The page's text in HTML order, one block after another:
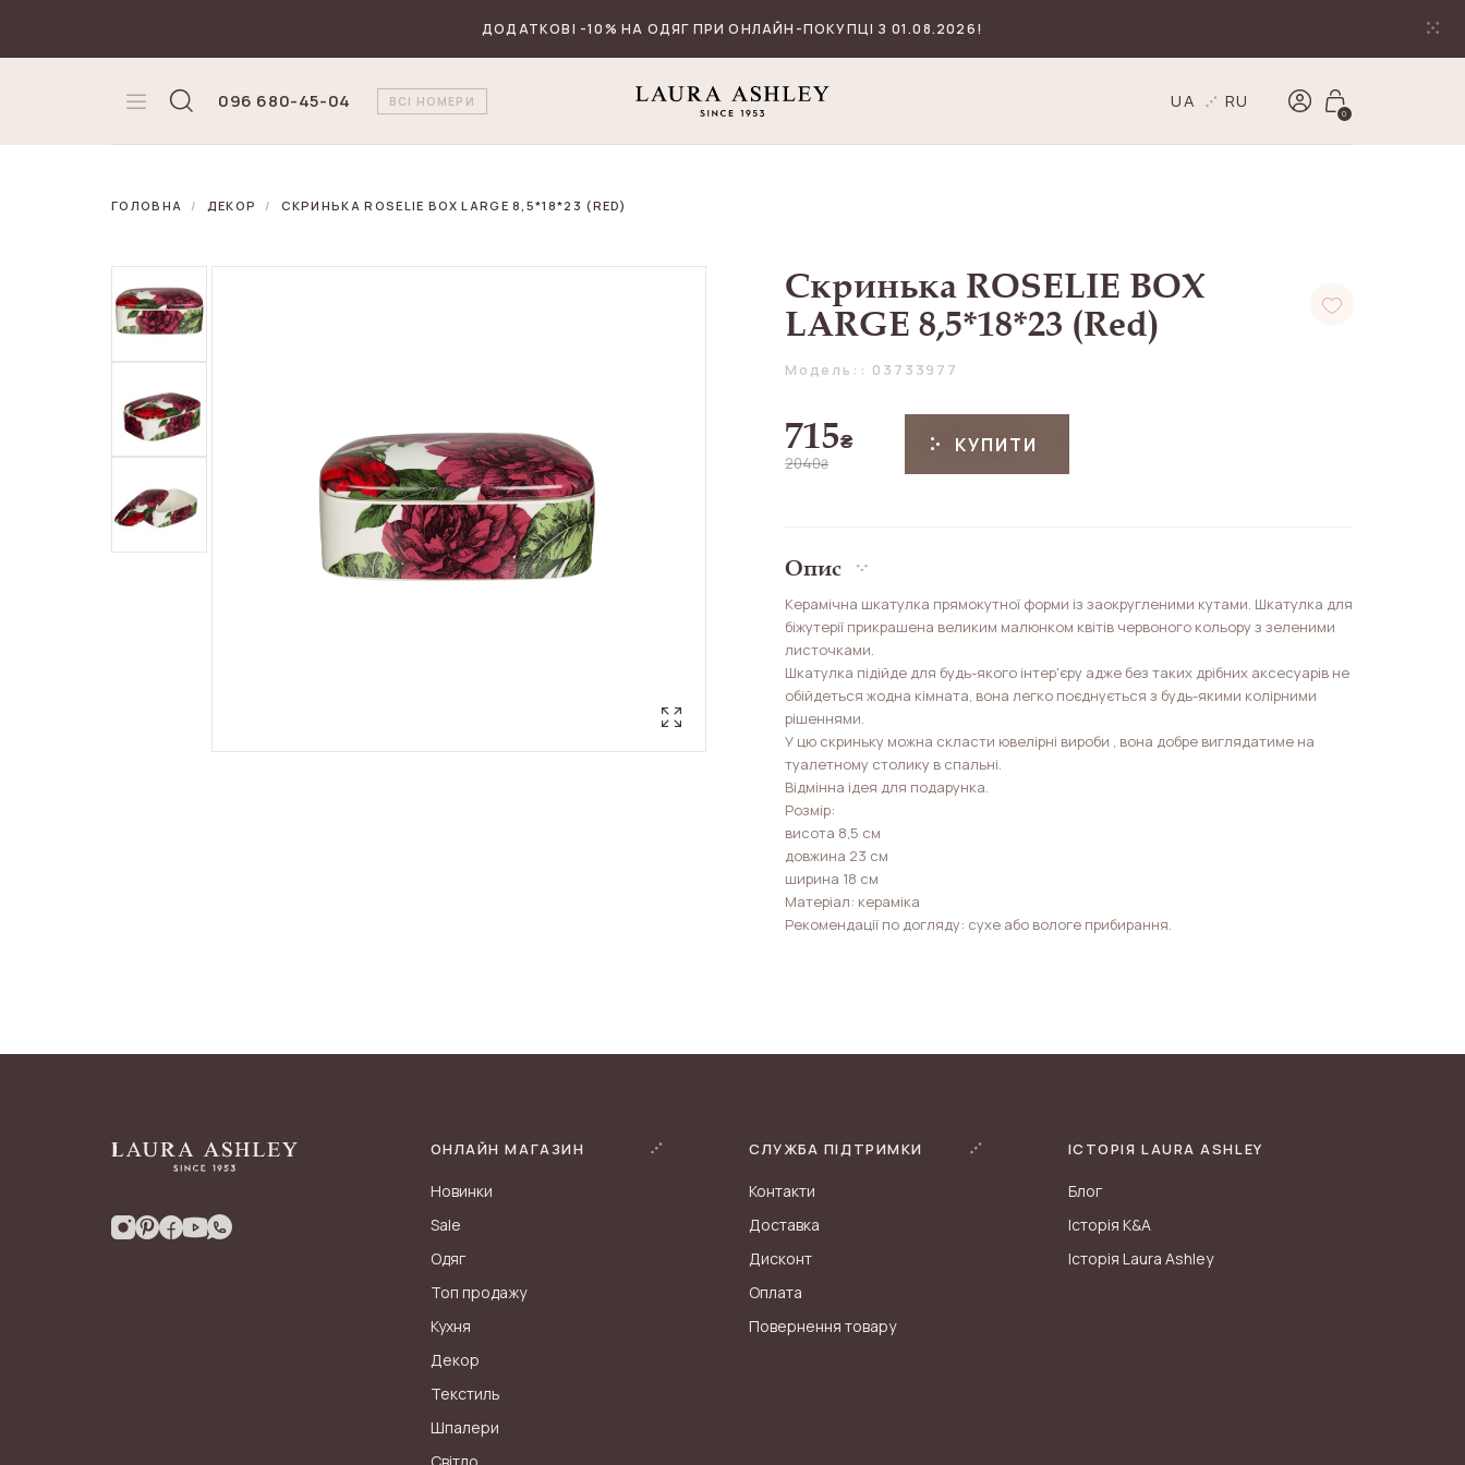
ДОДАТКОВІ -10% НА ОДЯГ ПРИ ОНЛАЙН-ПОКУПЦІ З 01.08.2026!
096 680-45-04 ВСІ НОМЕРИ UA RU
0
ГОЛОВНА ДЕКОР СКРИНЬКА ROSELIE BOX LARGE 8,5*18*23 (RED)
Скринька ROSELIE BOX
LARGE 8,5*18*23 (Red)
Модель:: 03733977
715₴
2040₴
КУПИТИ
Опис
Керамічна шкатулка прямокутної форми із заокругленими кутами. Шкатулка для
біжутерії прикрашена великим малюнком квітів червоного кольору з зеленими
листочками.
Шкатулка підійде для будь-якого інтер'єру адже без таких дрібних аксесуарів не
обійдеться жодна кімната, вона легко поєднується з будь-якими колірними
рішеннями.
У цю скриньку можна скласти ювелірні вироби , вона добре виглядатиме на
туалетному столику в спальні.
Відмінна ідея для подарунка.
Розмір:
висота 8,5 см
довжина 23 см
ширина 18 см
Матеріал: кераміка
Рекомендації по догляду: сухе або вологе прибирання.
ОНЛАЙН МАГАЗИН
Новинки
Sale
Одяг
Топ продажу
Кухня
Декор
Текстиль
Шпалери
СЛУЖБА ПІДТРИМКИ
Контакти
Доставка
Дисконт
Оплата
Повернення товару
ІСТОРІЯ LAURA ASHLEY
Блог
Історія K&A
Історія Laura Ashley